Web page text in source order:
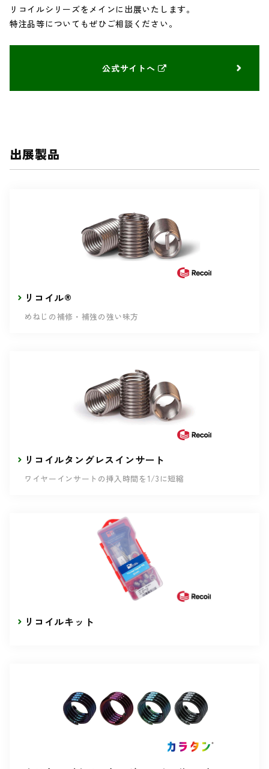
リコイルシリーズをメインに出展いたします。
特注品等についてもぜひご相談ください。
公式サイトへ
出展製品
リコイル®
めねじの補修・補強の強い味方
リコイルタングレスインサート
ワイヤーインサートの挿入時間を1/3に短縮
リコイルキット